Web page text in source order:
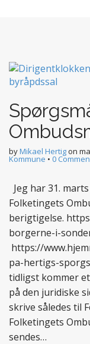
byMikael Hertigon
Kommune • 0
Jeg har 31.
Folketingets
berigtigelse.
borgerne-i-
https://
pa-hertigs-
tidligst kommer
på den juridiske
skrive således til
Folketingets
sendes…